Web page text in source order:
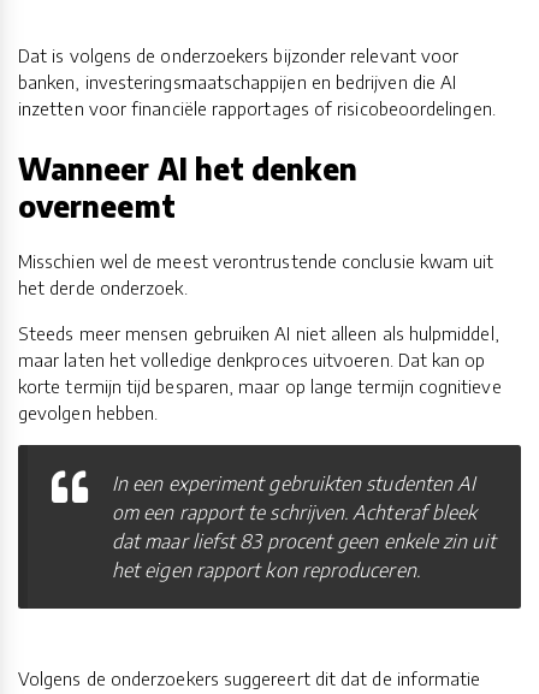
Dat is volgens de onderzoekers bijzonder relevant voor
banken, investeringsmaatschappijen en bedrijven die AI
inzetten voor financiële rapportages of risicobeoordelingen.
Wanneer AI het denken
overneemt
Misschien wel de meest verontrustende conclusie kwam uit
het derde onderzoek.
Steeds meer mensen gebruiken AI niet alleen als hulpmiddel,
maar laten het volledige denkproces uitvoeren. Dat kan op
korte termijn tijd besparen, maar op lange termijn cognitieve
gevolgen hebben.
In een experiment gebruikten studenten AI
om een rapport te schrijven. Achteraf bleek
dat maar liefst 83 procent geen enkele zin uit
het eigen rapport kon reproduceren.
Volgens de onderzoekers suggereert dit dat de informatie